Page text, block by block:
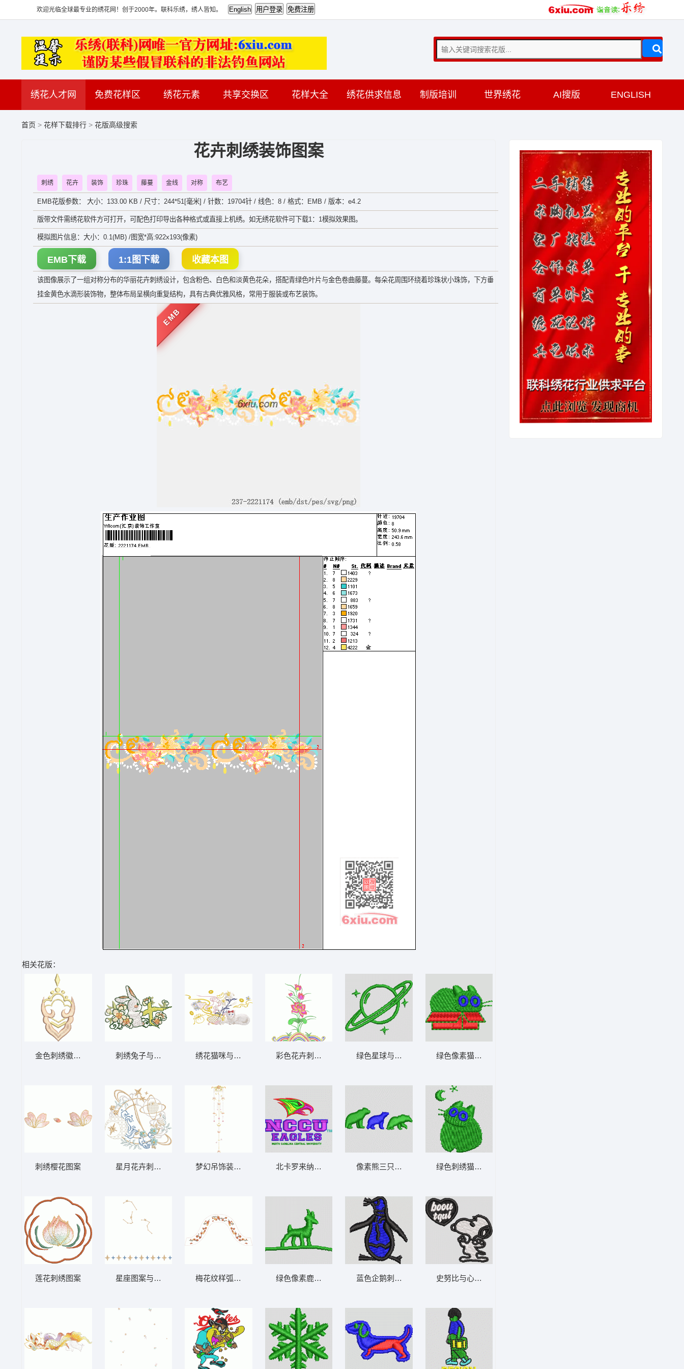
欢迎光临全球最专业的绣花网！创于2000年。联科乐绣，绣人皆知。
绣花人才网 免费花样区 绣花元素 共享交换区 花样大全 绣花供求信息 制版培训 世界绣花 AI搜版 ENGLISH
首页 > 花样下载排行 > 花版高级搜索
花卉刺绣装饰图案
刺绣 花卉 装饰 珍珠 藤蔓 金线 对称 布艺
EMB花版参数： 大小：133.00 KB / 尺寸：244*51[毫米] / 针数：19704针 / 线色：8 / 格式：EMB / 版本：e4.2
版带文件需绣花软件方可打开，可配色打印导出各种格式或直接上机绣。如无绣花软件可下载1：1模拟效果图。
模拟图片信息：大小：0.1(MB) /图宽*高:922x193(像素)
EMB下载 1:1图下载 收藏本图
该图像展示了一组对称分布的华丽花卉刺绣设计，包含粉色、白色和淡黄色花朵，搭配青绿色叶片与金色卷曲藤蔓。每朵花周围环绕着珍珠状小珠饰，下方垂
挂金黄色水滴形装饰物，整体布局呈横向重复结构，具有古典优雅风格，常用于服装或布艺装饰。
EMB
相关花版：
金色刺绣徽章图案
刺绣樱花图案
莲花刺绣图案
刺绣兔子与花枝图案
星月花卉刺绣图案
星座图案与星形装饰
绣花猫咪与花卉图案
梦幻吊饰装饰图案
梅花纹样弧形布料设计图
彩色花卉刺绣图案 牡丹花
北卡罗来纳中央大学鹰队标志 鹰头
绿色像素鹿雕像 小鹿 帽绣
绿色星球与星芒图案 宇宙 帽绣
像素熊三只并排图 三只熊 帽绣
蓝色企鹅刺绣图案 企鹅 帽绣
史努比与心形徽章 史路比